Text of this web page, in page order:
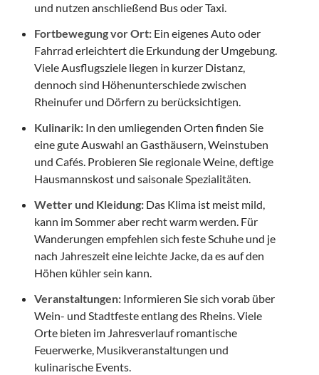
und nutzen anschließend Bus oder Taxi.
Fortbewegung vor Ort: Ein eigenes Auto oder
Fahrrad erleichtert die Erkundung der Umgebung.
Viele Ausflugsziele liegen in kurzer Distanz,
dennoch sind Höhenunterschiede zwischen
Rheinufer und Dörfern zu berücksichtigen.
Kulinarik: In den umliegenden Orten finden Sie
eine gute Auswahl an Gasthäusern, Weinstuben
und Cafés. Probieren Sie regionale Weine, deftige
Hausmannskost und saisonale Spezialitäten.
Wetter und Kleidung: Das Klima ist meist mild,
kann im Sommer aber recht warm werden. Für
Wanderungen empfehlen sich feste Schuhe und je
nach Jahreszeit eine leichte Jacke, da es auf den
Höhen kühler sein kann.
Veranstaltungen: Informieren Sie sich vorab über
Wein- und Stadtfeste entlang des Rheins. Viele
Orte bieten im Jahresverlauf romantische
Feuerwerke, Musikveranstaltungen und
kulinarische Events.